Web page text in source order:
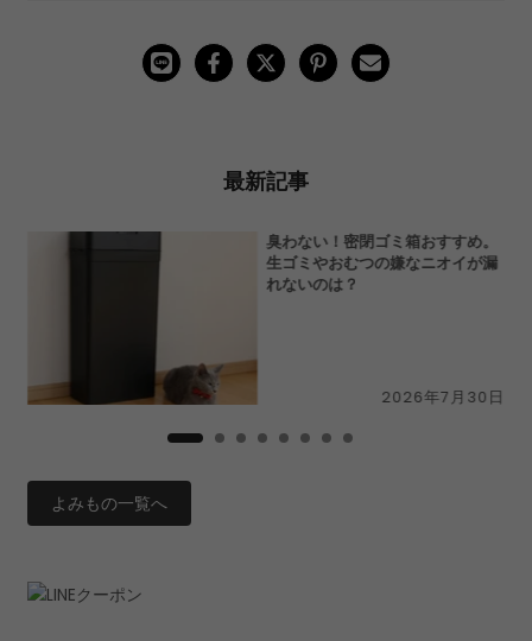
最新記事
臭わない！密閉ゴミ箱おすすめ。
生ゴミやおむつの嫌なニオイが漏
れないのは？
2026年7月30日
よみもの一覧へ